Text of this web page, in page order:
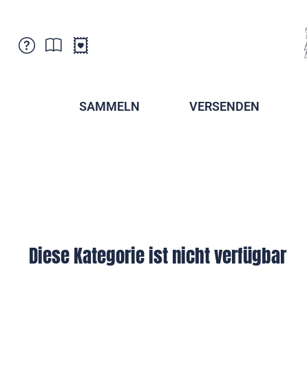
Verkaufsstellen
Abonnemente
SAMMELN VERSENDEN
Diese Kategorie ist nicht verfügbar